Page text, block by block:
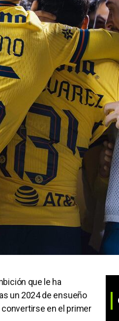
que le ha
un 2024 de ensueño
en el primer